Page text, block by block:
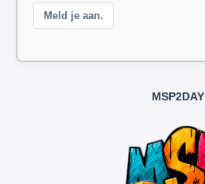
Meld je aan.
MSP2DAY